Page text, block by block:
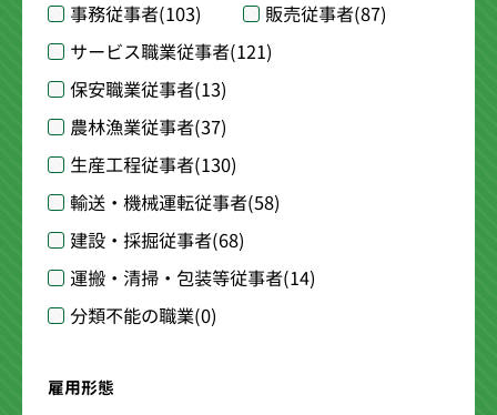
事務従事者(103) 販売従事者(87)
サービス職業従事者(121)
保安職業従事者(13)
農林漁業従事者(37)
生産工程従事者(130)
輸送・機械運転従事者(58)
建設・採掘従事者(68)
運搬・清掃・包装等従事者(14)
分類不能の職業(0)
雇用形態